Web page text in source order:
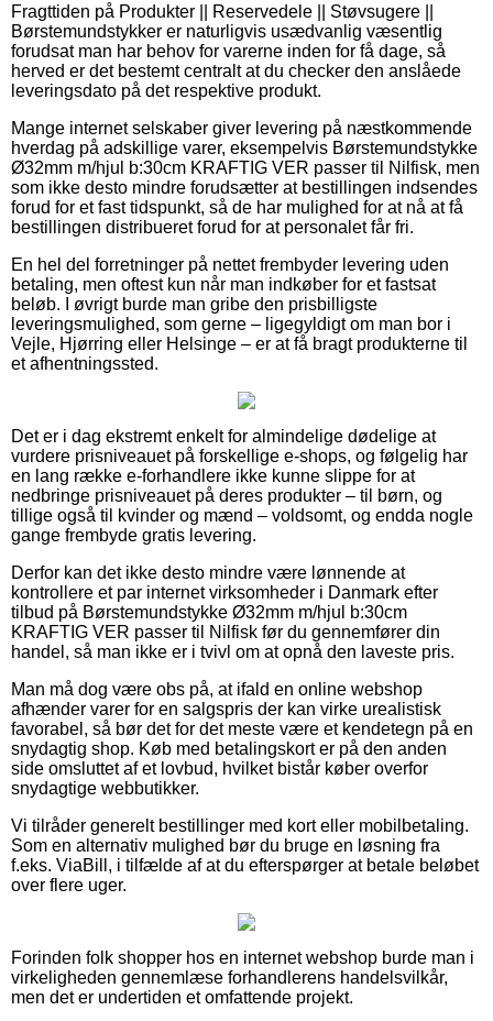
Fragttiden på Produkter || Reservedele || Støvsugere ||
Børstemundstykker er naturligvis usædvanlig væsentlig
forudsat man har behov for varerne inden for få dage, så
herved er det bestemt centralt at du checker den anslåede
leveringsdato på det respektive produkt.
Mange internet selskaber giver levering på næstkommende
hverdag på adskillige varer, eksempelvis Børstemundstykke
Ø32mm m/hjul b:30cm KRAFTIG VER passer til Nilfisk, men
som ikke desto mindre forudsætter at bestillingen indsendes
forud for et fast tidspunkt, så de har mulighed for at nå at få
bestillingen distribueret forud for at personalet får fri.
En hel del forretninger på nettet frembyder levering uden
betaling, men oftest kun når man indkøber for et fastsat
beløb. I øvrigt burde man gribe den prisbilligste
leveringsmulighed, som gerne – ligegyldigt om man bor i
Vejle, Hjørring eller Helsinge – er at få bragt produkterne til
et afhentningssted.
Det er i dag ekstremt enkelt for almindelige dødelige at
vurdere prisniveauet på forskellige e-shops, og følgelig har
en lang række e-forhandlere ikke kunne slippe for at
nedbringe prisniveauet på deres produkter – til børn, og
tillige også til kvinder og mænd – voldsomt, og endda nogle
gange frembyde gratis levering.
Derfor kan det ikke desto mindre være lønnende at
kontrollere et par internet virksomheder i Danmark efter
tilbud på Børstemundstykke Ø32mm m/hjul b:30cm
KRAFTIG VER passer til Nilfisk før du gennemfører din
handel, så man ikke er i tvivl om at opnå den laveste pris.
Man må dog være obs på, at ifald en online webshop
afhænder varer for en salgspris der kan virke urealistisk
favorabel, så bør det for det meste være et kendetegn på en
snydagtig shop. Køb med betalingskort er på den anden
side omsluttet af et lovbud, hvilket bistår køber overfor
snydagtige webbutikker.
Vi tilråder generelt bestillinger med kort eller mobilbetaling.
Som en alternativ mulighed bør du bruge en løsning fra
f.eks. ViaBill, i tilfælde af at du efterspørger at betale beløbet
over flere uger.
Forinden folk shopper hos en internet webshop burde man i
virkeligheden gennemlæse forhandlerens handelsvilkår,
men det er undertiden et omfattende projekt.